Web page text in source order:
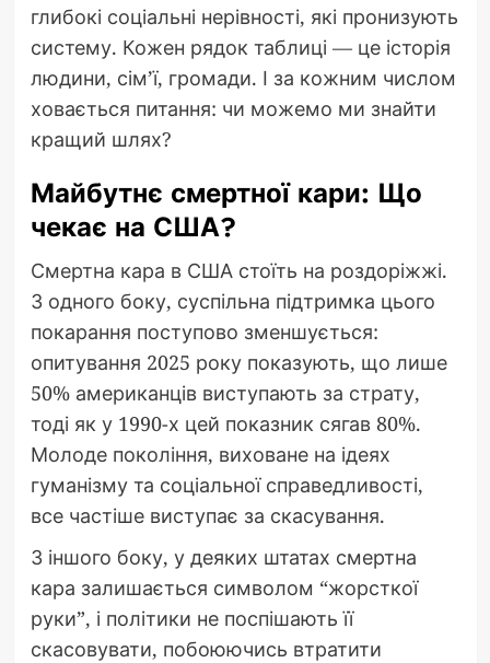
глибокі соціальні нерівності, які пронизують
систему. Кожен рядок таблиці — це історія
людини, сім’ї, громади. І за кожним числом
ховається питання: чи можемо ми знайти
кращий шлях?
Майбутнє смертної кари: Що
чекає на США?
Смертна кара в США стоїть на роздоріжжі.
З одного боку, суспільна підтримка цього
покарання поступово зменшується:
опитування 2025 року показують, що лише
50% американців виступають за страту,
тоді як у 1990-х цей показник сягав 80%.
Молоде покоління, виховане на ідеях
гуманізму та соціальної справедливості,
все частіше виступає за скасування.
З іншого боку, у деяких штатах смертна
кара залишається символом “жорсткої
руки”, і політики не поспішають її
скасовувати, побоюючись втратити